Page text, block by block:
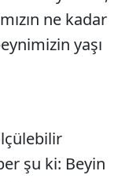
ne kadar
yaşı
şu ki: Beyin